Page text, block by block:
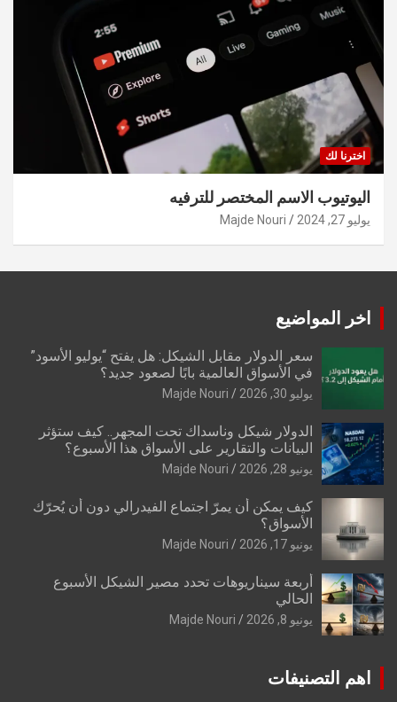
اخترنا لك
اليوتيوب الاسم المختصر للترفيه
يوليو 27, 2024 Majde Nouri
اخر المواضيع
سعر الدولار مقابل الشيكل: هل يفتح “يوليو الأسود”
في الأسواق العالمية بابًا لصعود جديد؟
يوليو 30, 2026 Majde Nouri
الدولار شيكل وناسداك تحت المجهر.. كيف ستؤثر
البيانات والتقارير على الأسواق هذا الأسبوع؟
يونيو 28, 2026 Majde Nouri
كيف يمكن أن يمرّ اجتماع الفيدرالي دون أن يُحرّك
الأسواق؟
يونيو 17, 2026 Majde Nouri
أربعة سيناريوهات تحدد مصير الشيكل الأسبوع
الحالي
يونيو 8, 2026 Majde Nouri
اهم التصنيفات